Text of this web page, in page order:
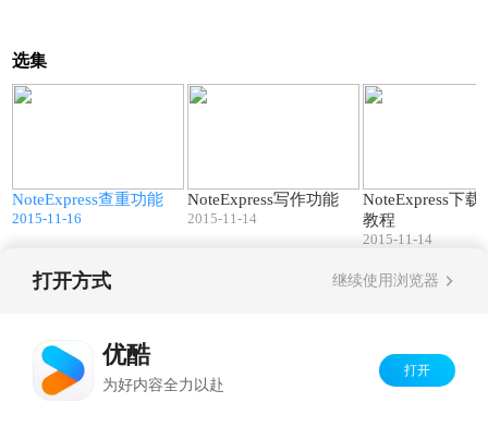
选集
NoteExpress查重功能
2015-11-16
NoteExpress写作功能
2015-11-14
NoteExpress下载
教程
2015-11-14
打开方式 继续使用浏览器
优酷
为好内容全力以赴
打开